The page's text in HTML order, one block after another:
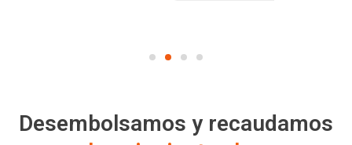
Desembolsamos y recaudamos